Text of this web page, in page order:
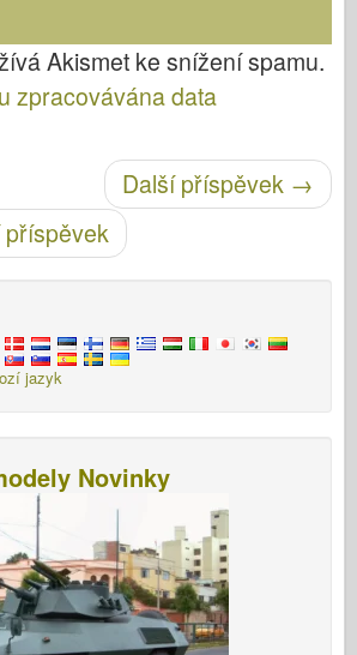
Akismet ke snížení spamu.
zpracovávána data
Další příspěvek →
jazyk
Novinky